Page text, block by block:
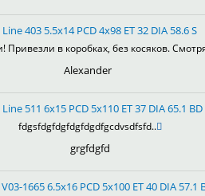
403 5.5x14 PCD 4x98 ET 32 DIA 58.6 S
в коробках, без косяков.
Alexander
511 6x15 PCD 5x110 ET 37 DIA 65.1 BD
fdgsfdgfdgfdgfdgdfgcdvsdfsfd..
grgfdgfd
1665 6.5x16 PCD 5x100 ET 40 DIA 57.1